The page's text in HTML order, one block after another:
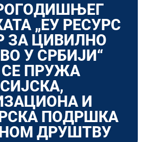
„ЕУ РЕСУРС
ЗА ЦИВИЛНО
У СРБИЈИ“
ПРУЖА
И
ПОДРШКА
ДРУШТВУ